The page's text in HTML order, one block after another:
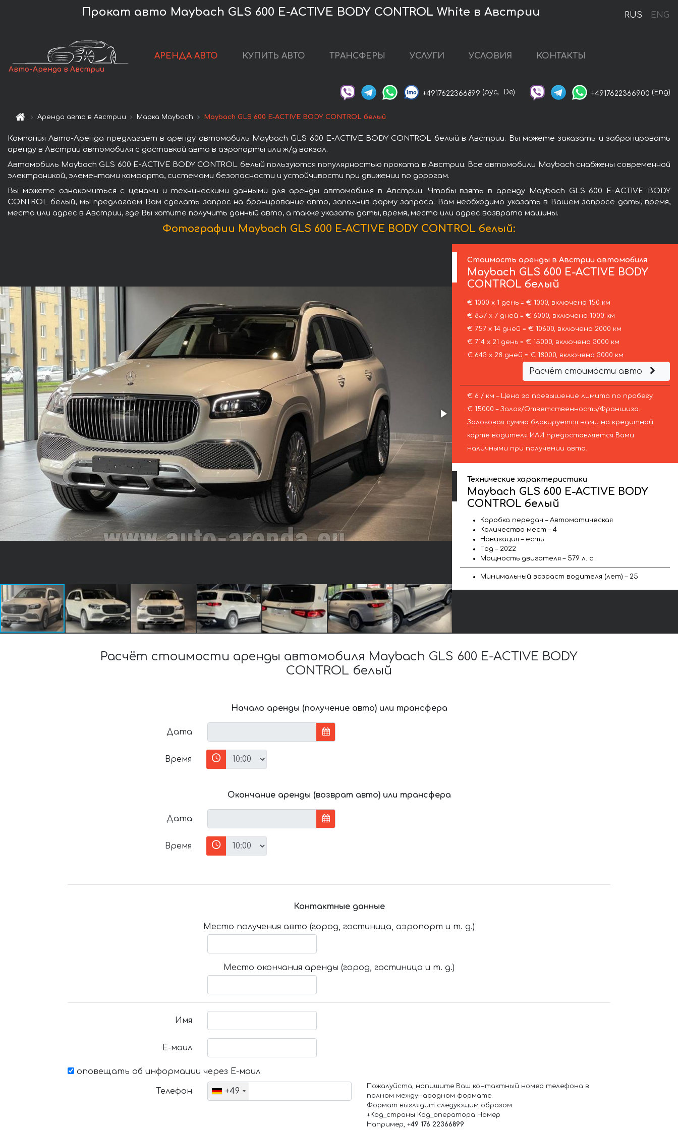
RUS ENG
Прокат авто Maybach GLS 600 E-ACTIVE BODY CONTROL White в Австрии
Авто-Аренда в Австрии
АРЕНДА АВТО КУПИТЬ АВТО ТРАНСФЕРЫ УСЛУГИ УСЛОВИЯ КОНТАКТЫ
+4917622366899 (рус, De) +4917622366900 (Eng)
Аренда авто в Австрии Марка Maybach Maybach GLS 600 E-ACTIVE BODY CONTROL белый
Компания Авто-Аренда предлагает в аренду автомобиль Maybach GLS 600 E-ACTIVE BODY CONTROL белый в Австрии. Вы можете заказать и забронировать
аренду в Австрии автомобиля с доставкой авто в аэропорты или ж/д вокзал.
Автомобиль Maybach GLS 600 E-ACTIVE BODY CONTROL белый пользуются популярностью проката в Австрии. Все автомобили Maybach снабжены современной
электроникой, элементами комфорта, системами безопасности и устойчивости при движении по дорогам.
Вы можете ознакомиться с ценами и техническими данными для аренды автомобиля в Австрии. Чтобы взять в аренду Maybach GLS 600 E-ACTIVE BODY
CONTROL белый, мы предлагаем Вам сделать запрос на бронирование авто, заполнив форму запроса. Вам необходимо указать в Вашем запросе даты, время,
место или адрес в Австрии, где Вы хотите получить данный авто, а также указать даты, время, место или адрес возврата машины.
Фотографии Maybach GLS 600 E-ACTIVE BODY CONTROL белый:
Стоимость аренды в Австрии автомобиля
Maybach GLS 600 E-ACTIVE BODY
CONTROL белый
€ 1000 х 1 день = € 1000, включено 150 км
€ 857 х 7 дней = € 6000, включено 1000 км
€ 757 х 14 дней = € 10600, включено 2000 км
€ 714 х 21 день = € 15000, включено 3000 км
€ 643 х 28 дней = € 18000, включено 3000 км
Расчёт стоимости авто
€ 6 / км – Цена за превышение лимита по пробегу
€ 15000 – Залог/Ответственность/Франшиза.
Залоговая сумма блокируется нами на кредитной
карте водителя ИЛИ предоставляется Вами
наличными при получении авто.
Технические характеристики
Maybach GLS 600 E-ACTIVE BODY
CONTROL белый
Коробка передач – Автоматическая
Количество мест – 4
Навигация – есть
Год – 2022
Мощность двигателя – 579 л. с.
Минимальный возраст водителя (лет) – 25
Расчёт стоимости аренды автомобиля Maybach GLS 600 E-ACTIVE BODY
CONTROL белый
Начало аренды (получение авто) или трансфера
Дата
Время
Окончание аренды (возврат авто) или трансфера
Дата
Время
Контактные данные
Место получения авто (город, гостиница, аэропорт и т. д.)
Место окончания аренды (город, гостиница и т. д.)
Имя
Е-маил
оповещать об информации через Е-маил
Телефон +49
Пожалуйста, напишите Ваш контактный номер телефона в
полном международном формате.
Формат выглядит следующим образом:
+Код_страны Код_оператора Номер
Например, +49 176 22366899